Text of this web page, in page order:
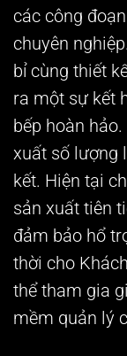
các công
chuyên
bỉ cùng thiết
ra một sự kết
bếp hoàn
xuất số lượng
kết. Hiện tại
sản xuất tiên
đảm bảo hổ
thời cho
thể tham gia
mềm quản lý